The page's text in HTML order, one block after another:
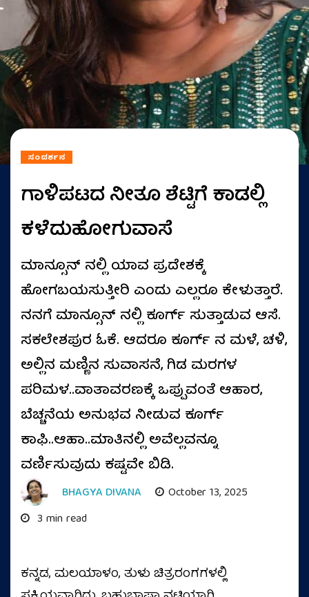
ಸಂದರ್ಶನ
ಗಾಳಿಪಟದ ನೀತೂ ಶೆಟ್ಟಿಗೆ ಕಾಡಲ್ಲಿ
ಕಳೆದುಹೋಗುವಾಸೆ
ಮಾನ್ಸೂನ್‌ ನಲ್ಲಿ ಯಾವ ಪ್ರದೇಶಕ್ಕೆ
ಹೋಗಬಯಸುತ್ತೀರಿ ಎಂದು ಎಲ್ಲರೂ ಕೇಳುತ್ತಾರೆ.
ನನಗೆ ಮಾನ್ಸೂನ್‌ ನಲ್ಲಿ ಕೂರ್ಗ್‌ ಸುತ್ತಾಡುವ ಆಸೆ.
ಸಕಲೇಶಪುರ ಓಕೆ. ಆದರೂ ಕೂರ್ಗ್‌ ನ ಮಳೆ, ಚಳಿ,
ಅಲ್ಲಿನ ಮಣ್ಣಿನ ಸುವಾಸನೆ, ಗಿಡ ಮರಗಳ
ಪರಿಮಳ..ವಾತಾವರಣಕ್ಕೆ ಒಪ್ಪುವಂತೆ ಆಹಾರ,
ಬೆಚ್ಚನೆಯ ಅನುಭವ ನೀಡುವ ಕೂರ್ಗ್‌
ಕಾಫಿ..ಆಹಾ..ಮಾತಿನಲ್ಲಿ ಅವೆಲ್ಲವನ್ನೂ
ವರ್ಣಿಸುವುದು ಕಷ್ಟವೇ ಬಿಡಿ.
BHAGYA DIVANA
October 13, 2025
3 min read
ಕನ್ನಡ, ಮಲಯಾಳಂ, ತುಳು ಚಿತ್ರರಂಗಗಳಲ್ಲಿ